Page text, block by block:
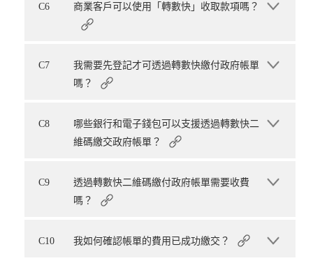
C6 商業客戶可以使用「轉數快」收取款項嗎？
C7
我需要先登記才可透過轉數快繳付政府帳單
嗎？
C8
哪些銀行和電子錢包可以支援透過轉數快二
維碼繳交政府帳單？
C9
透過轉數快二維碼繳付政府帳單需要收費
嗎？
C10 我如何確認帳單的費用已成功繳交？